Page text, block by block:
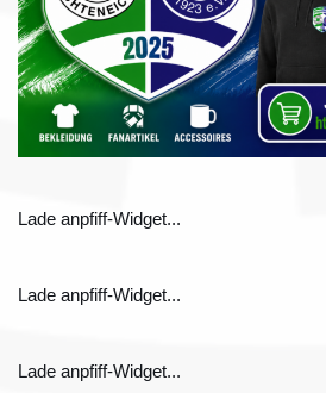
Lade anpfiff-Widget...
Lade anpfiff-Widget...
Lade anpfiff-Widget...